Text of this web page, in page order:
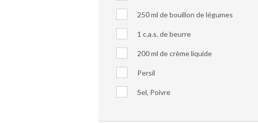
250 ml de bouillon de légumes
1 c.a.s. de beurre
200 ml de crème liquide
Persil
Sel, Poivre